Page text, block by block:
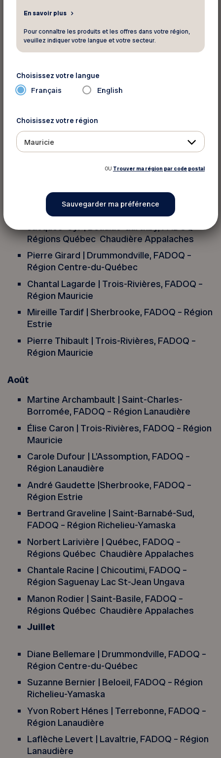
Région Abitibi Témiscamingue
Québec Chaudière Appalaches
Bertand Thibault | Shefford, FADOQ – Région
Raymonde Thibault | Saint-Ferdinand,
FADOQ – Région Centre-du-Québec
Septembre
Maria Bianchi | Terrebonne, FADOQ – Région
Lanaudière
Claude Caron | Les Escoumins, FADOQ –
Denise Cloutier | Massueville, FADOQ –
Région Richelieu-Yamaska
Jacques Cyr | Beaulac-Garthby, FADOQ –
Régions Québec Chaudière Appalaches
Pierre Girard | Drummondville, FADOQ –
Région Centre-du-Québec
Chantal Lagarde | Trois-Rivières, FADOQ –
Région Mauricie
Mireille Tardif | Sherbrooke, FADOQ – Région
Estrie
Pierre Thibault | Trois-Rivières, FADOQ –
Région Mauricie
Août
Martine Archambault | Saint-Charles-
Borromée, FADOQ – Région Lanaudière
Élise Caron | Trois-Rivières, FADOQ – Région
Mauricie
Carole Dufour | L’Assomption, FADOQ –
Région Lanaudière
André Gaudette |Sherbrooke, FADOQ –
Région Estrie
Bertrand Graveline | Saint-Barnabé-Sud,
FADOQ – Région Richelieu-Yamaska
Norbert Larivière | Québec, FADOQ –
Régions Québec Chaudière Appalaches
Chantale Racine | Chicoutimi, FADOQ –
Région Saguenay Lac St-Jean Ungava
Manon Rodier | Saint-Basile, FADOQ –
Régions Québec Chaudière Appalaches
Juillet
Diane Bellemare | Drummondville, FADOQ –
Région Centre-du-Québec
Suzanne Bernier | Beloeil, FADOQ – Région
Richelieu-Yamaska
Yvon Robert Hénes | Terrebonne, FADOQ –
Région Lanaudière
Laflèche Levert | Lavaltrie, FADOQ – Région
Lanaudière
En savoir plus
Pour connaître les produits et les offres dans votre région,
veuillez indiquer votre langue et votre secteur.
Choisissez votre langue
Français English
Choisissez votre région
Mauricie
OU Trouver ma région par code postal